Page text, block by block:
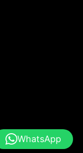
WhatsApp